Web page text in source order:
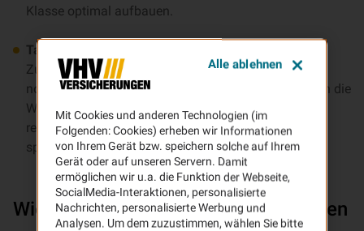
Klasse optimal aufbauen.
Tarif und Extras anpassen:
Zusatzleistungen (z. B.
Schutzbrief,Auslandschutz
noch zu Ihrer aktuellen Lebenssituation passen. Auch die
Wahl zwischen Voll- oder Teilkasko und die Angabe
realistischer Kilometerangaben können die Beiträge
spürbar beeinflussen.
Wie Kfz-Versicherer Preise bestimmen
Mit Cookies und anderen Technologien (im
Folgenden: Cookies) erheben wir Informationen
von Ihrem Gerät bzw. speichern solche auf Ihrem
Gerät oder auf unseren Servern. Damit
ermöglichen wir u.a. die Funktion der Webseite,
SocialMedia-Interaktionen, personalisierte
Nachrichten, personalisierte Werbung und
Analysen. Um dem zuzustimmen, wählen Sie bitte
Alle ablehnen